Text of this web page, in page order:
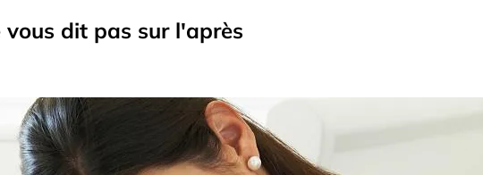
vous dit pas sur l'après